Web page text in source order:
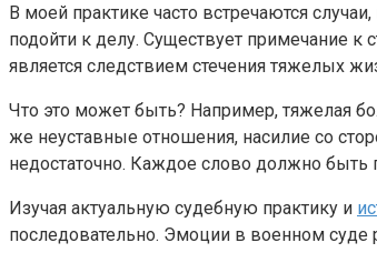
В моей практике часто встречаются
подойти к делу. Существует примечание к
является следствием стечения тяжелых
Что это может быть? Например, тяжелая
же неуставные отношения, насилие со
недостаточно. Каждое слово должно
Изучая актуальную судебную практику и
последовательно. Эмоции в военном суде